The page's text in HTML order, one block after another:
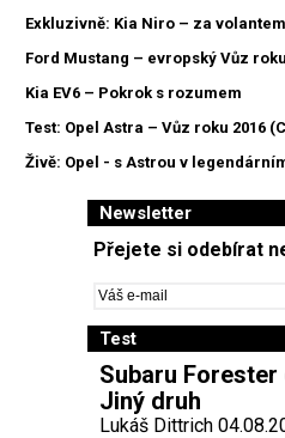
Exkluzivně: Kia Niro – za
Ford Mustang – evropský Vůz
Kia EV6 – Pokrok s rozumem
Test: Opel Astra – Vůz roku 2016
Živě: Opel - s Astrou v
Newsletter
Přejete si odebírat
Test
Subaru Forester
Jiný druh
Lukáš Dittrich